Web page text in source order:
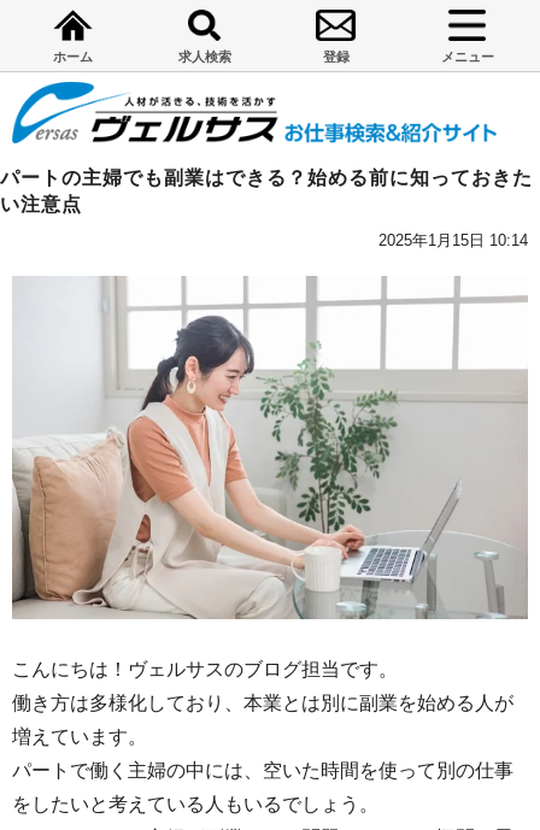
ホーム 求人検索 登録 メニュー
パートの主婦でも副業はできる？始める前に知っておきた
い注意点
2025年1月15日 10:14
こんにちは！ヴェルサスのブログ担当です。
働き方は多様化しており、本業とは別に副業を始める人が
増えています。
パートで働く主婦の中には、空いた時間を使って別の仕事
をしたいと考えている人もいるでしょう。